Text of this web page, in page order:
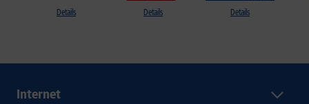
Details Details Details
Internet